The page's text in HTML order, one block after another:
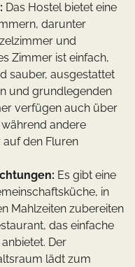
Das Hostel bietet eine
darunter
und
Zimmer ist einfach,
sauber, ausgestattet
und grundlegenden
verfügen auch über
andere
den Fluren
Es gibt eine
in
Mahlzeiten zubereiten
das einfache
Der
lädt zum